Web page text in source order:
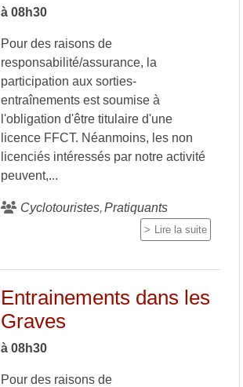
à 08h30
Pour des raisons de
responsabilité/assurance, la
participation aux sorties-
entraînements est soumise à
l'obligation d'être titulaire d'une
licence FFCT. Néanmoins, les non
licenciés intéressés par notre activité
peuvent,...
Cyclotouristes Pratiquants
Lire la suite
Entrainements dans les
Graves
à 08h30
Pour des raisons de